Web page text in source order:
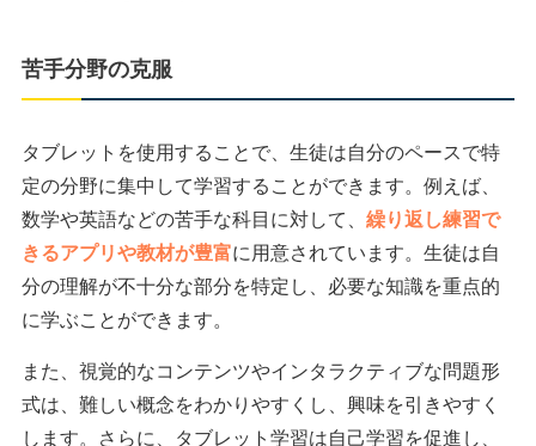
苦手分野の克服
タブレットを使用することで、生徒は自分のペースで特
定の分野に集中して学習することができます。例えば、
数学や英語などの苦手な科目に対して、 繰り返し練習で
きるアプリや教材が豊富に用意されています。生徒は自
分の理解が不十分な部分を特定し、必要な知識を重点的
に学ぶことができます。
また、視覚的なコンテンツやインタラクティブな問題形
式は、難しい概念をわかりやすくし、興味を引きやすく
します。さらに、タブレット学習は自己学習を促進し、